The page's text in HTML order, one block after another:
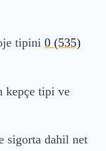
tipini 0 (535)
kepçe tipi ve
sigorta dahil net